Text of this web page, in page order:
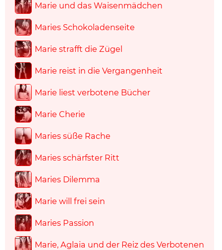
Marie und das Waisenmädchen
Maries Schokoladenseite
Marie strafft die Zügel
Marie reist in die Vergangenheit
Marie liest verbotene Bücher
Marie Cherie
Maries süße Rache
Maries schärfster Ritt
Maries Dilemma
Marie will frei sein
Maries Passion
Marie, Aglaia und der Reiz des Verbotenen